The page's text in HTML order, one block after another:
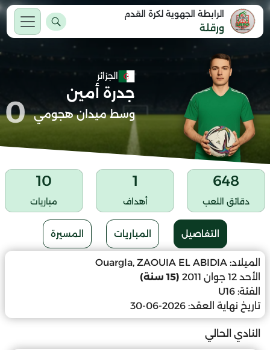
الرابطة الجهوية لكرة القدم
ورقلة
الجزائر
جدرة أمين
وسط ميدان هجومي 0
648
دقائق اللعب
1
أهداف
10
مباريات
التفاصيل المباريات المسيرة
الميلاد: Ouargla, ZAOUIA EL ABIDIA
الأحد 12 جوان 2011
(15 سنة)
الفئة: U16
تاريخ نهاية العقد: 2026-06-30
النادي الحالي